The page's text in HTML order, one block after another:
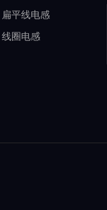
扁平线电感
线圈电感